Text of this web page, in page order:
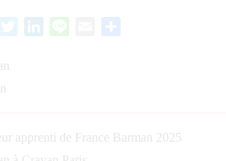
TwitterLinkedIn Email
apprenti de France Barman 2025